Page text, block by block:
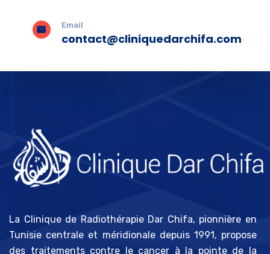
Email
contact@cliniquedarchifa.com
La Clinique de Radiothérapie Dar Chifa, pionnière en
Tunisie centrale et méridionale depuis 1991, propose
des traitements contre le cancer à la pointe de la